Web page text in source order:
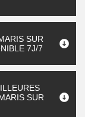
SUR
7J/7
SUR